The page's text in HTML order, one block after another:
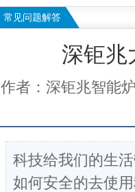
常见问题解答
深钜兆
作者：深钜兆智能
科技给我们的生
如何安全的去使